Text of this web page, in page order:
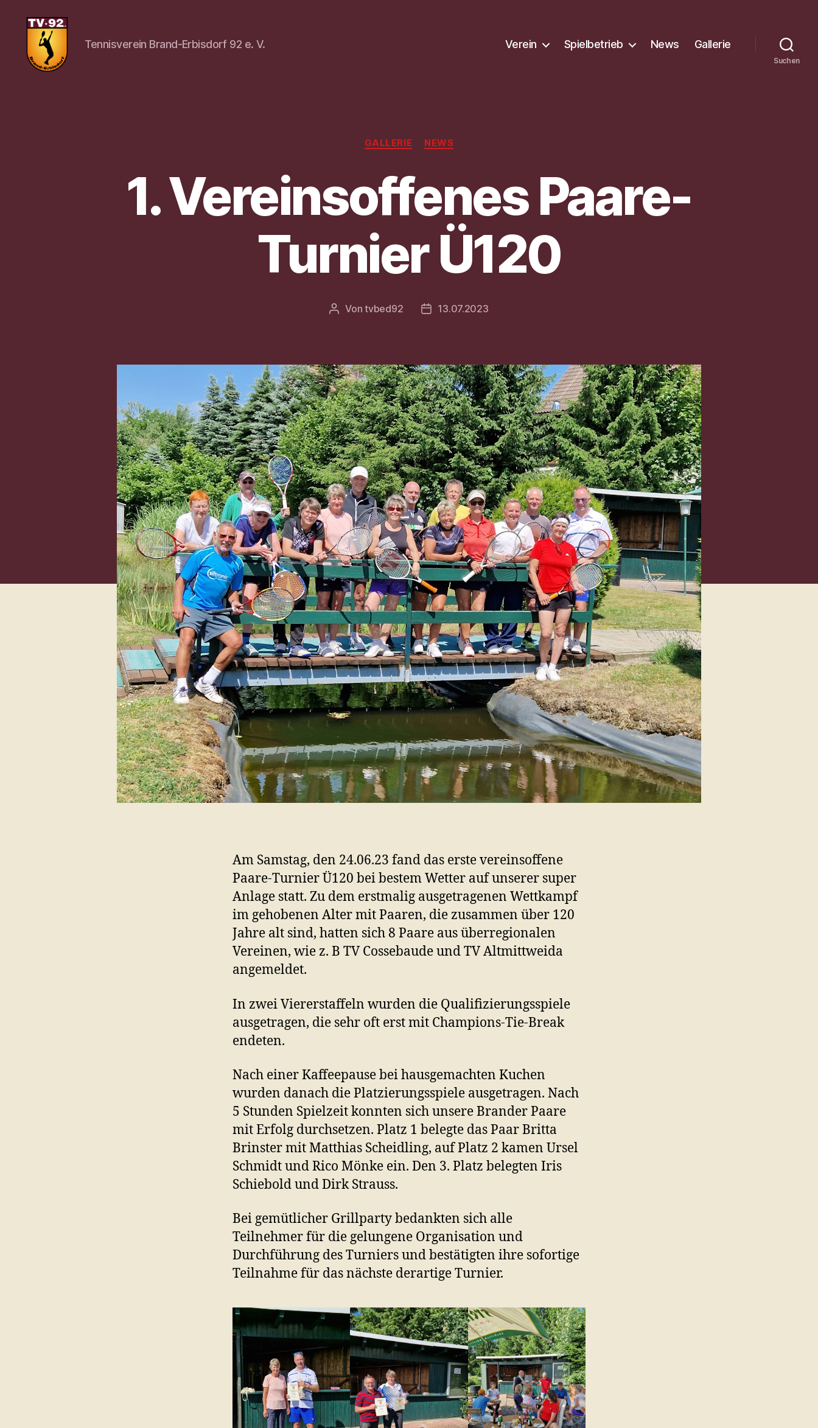
Tennisverein Brand-Erbisdorf 92 e. V. Verein Spielbetrieb News Gallerie
Suchen
Kategorien
GALLERIE NEWS
1. Vereinsoffenes Paare-
Turnier Ü120
Beitragsautor
Vontvbed92 Veröffentlichungsdatum
13.07.2023
Am Samstag, den 24.06.23 fand das erste vereinsoffene
Paare-Turnier Ü120 bei bestem Wetter auf unserer super
Anlage statt. Zu dem erstmalig ausgetragenen Wettkampf
im gehobenen Alter mit Paaren, die zusammen über 120
Jahre alt sind, hatten sich 8 Paare aus überregionalen
Vereinen, wie z. B TV Cossebaude und TV Altmittweida
angemeldet.
In zwei Viererstaffeln wurden die Qualifizierungsspiele
ausgetragen, die sehr oft erst mit Champions-Tie-Break
endeten.
Nach einer Kaffeepause bei hausgemachten Kuchen
wurden danach die Platzierungsspiele ausgetragen. Nach
5 Stunden Spielzeit konnten sich unsere Brander Paare
mit Erfolg durchsetzen. Platz 1 belegte das Paar Britta
Brinster mit Matthias Scheidling, auf Platz 2 kamen Ursel
Schmidt und Rico Mönke ein. Den 3. Platz belegten Iris
Schiebold und Dirk Strauss.
Bei gemütlicher Grillparty bedankten sich alle
Teilnehmer für die gelungene Organisation und
Durchführung des Turniers und bestätigten ihre sofortige
Teilnahme für das nächste derartige Turnier.